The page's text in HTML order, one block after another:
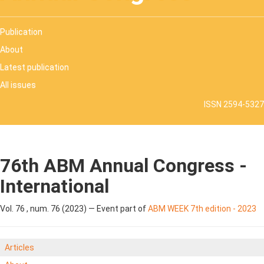
Publication
About
Latest publication
All issues
ISSN 2594-5327
76th ABM Annual Congress -
International
Vol. 76 , num. 76 (2023) — Event part ofABM WEEK 7th edition - 2023
Articles